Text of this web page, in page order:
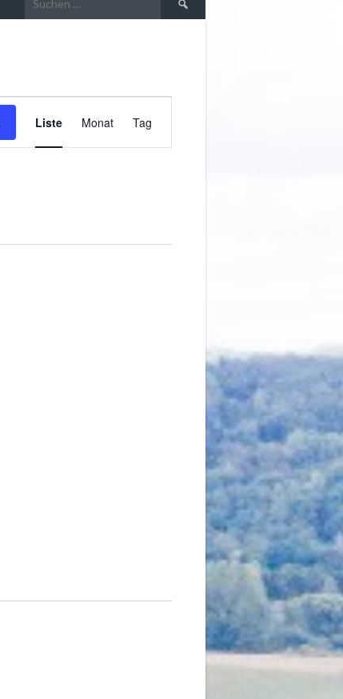
VERANSTALTUNG
ANSICHTEN-
Liste Monat Tag